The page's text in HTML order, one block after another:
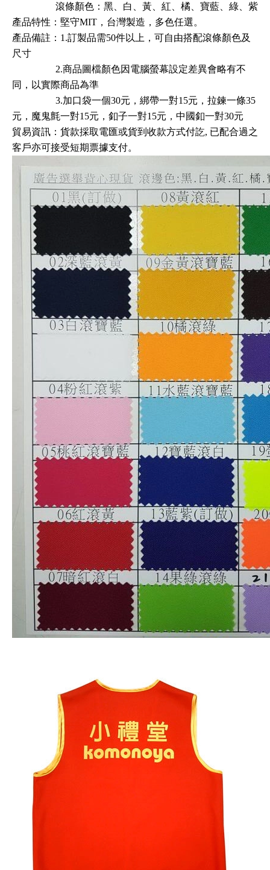
滾條顏色：黑、白、黃、紅、橘、寶藍、綠、紫
產品特性 ：堅守MIT，台灣製造，多色任選。
產品備註 ：1.訂製品需50件以上 ， 可自由搭配滾條顏色及
尺寸
2.商品圖檔顏色因電腦螢幕設定差異會略有不
同，以實際商品為準
3.加口袋一個30元，綁帶一對15元，拉鍊一條35
元 ， 魔鬼氈一對15元 ， 釦子一對15元 ，中國釦一對30元
貿易資訊：貨款採取電匯或貨到收款方式付訖, 已配合過之
客戶亦可接受短期票據支付。